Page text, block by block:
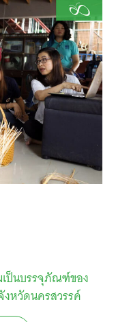
ป็นบรรจุภัณฑ์ของ
หวัดนครสวรรค์